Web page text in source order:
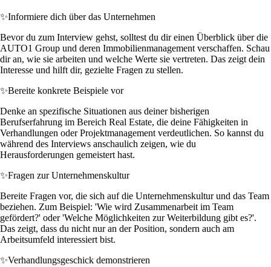
✨Informiere dich über das Unternehmen
Bevor du zum Interview gehst, solltest du dir einen Überblick über die
AUTO1 Group und deren Immobilienmanagement verschaffen. Schau
dir an, wie sie arbeiten und welche Werte sie vertreten. Das zeigt dein
Interesse und hilft dir, gezielte Fragen zu stellen.
✨Bereite konkrete Beispiele vor
Denke an spezifische Situationen aus deiner bisherigen
Berufserfahrung im Bereich Real Estate, die deine Fähigkeiten in
Verhandlungen oder Projektmanagement verdeutlichen. So kannst du
während des Interviews anschaulich zeigen, wie du
Herausforderungen gemeistert hast.
✨Fragen zur Unternehmenskultur
Bereite Fragen vor, die sich auf die Unternehmenskultur und das Team
beziehen. Zum Beispiel: 'Wie wird Zusammenarbeit im Team
gefördert?' oder 'Welche Möglichkeiten zur Weiterbildung gibt es?'.
Das zeigt, dass du nicht nur an der Position, sondern auch am
Arbeitsumfeld interessiert bist.
✨Verhandlungsgeschick demonstrieren